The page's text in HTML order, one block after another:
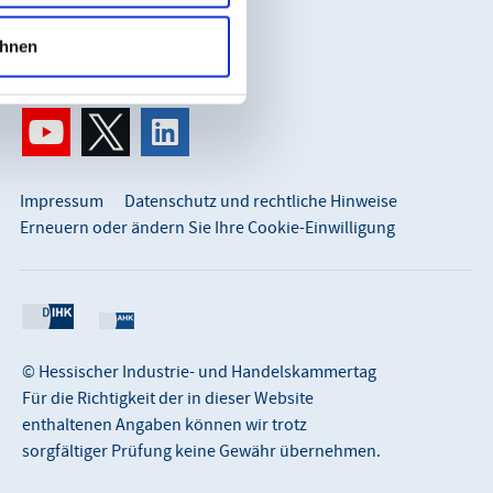
0611 360 115-0
© Hessischer Industrie- und Handelskammertag
Für die Richtigkeit der in dieser Website
enthaltenen Angaben können wir trotz
sorgfältiger Prüfung keine Gewähr übernehmen.
Impressum
Datenschutz und rechtliche Hinweise
Erneuern oder ändern Sie Ihre Cookie-Einwilligung